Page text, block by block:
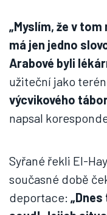
„Myslím, že v
má jen jedno
Arabové byli
užiteční jako
výcvikového
napsal
Syřané řekli El-
současné době
deportace: